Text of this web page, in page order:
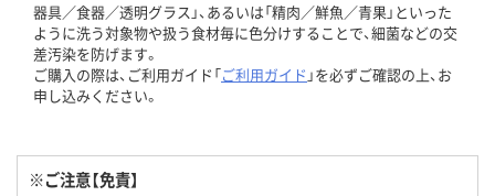
器具／食器／透明グラス」、あるいは「精肉／鮮魚／青果」といった
ように洗う対象物や扱う食材毎に色分けすることで、細菌などの交
差汚染を防げます。
ご購入の際は、ご利用ガイド「ご利用ガイド 」を必ずご確認の上、お
申し込みください。
※ご注意【免責】